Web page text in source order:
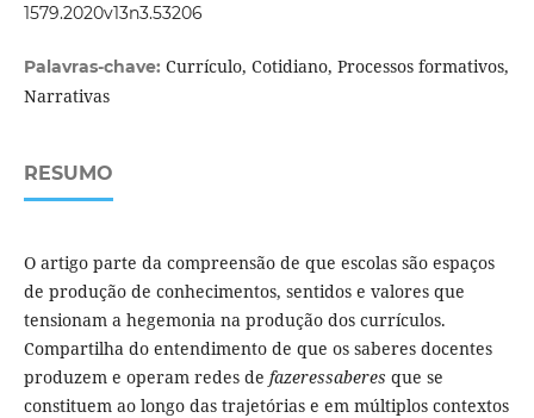
1579.2020v13n3.53206
Palavras-chave: Currículo, Cotidiano, Processos formativos,
Narrativas
RESUMO
O artigo parte da compreensão de que escolas são espaços
de produção de conhecimentos, sentidos e valores que
tensionam a hegemonia na produção dos currículos.
Compartilha do entendimento de que os saberes docentes
produzem e operam redes de fazeressaberes que se
constituem ao longo das trajetórias e em múltiplos contextos